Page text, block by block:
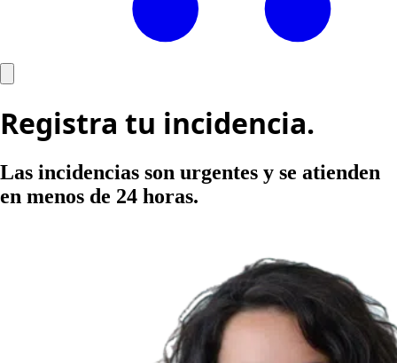
al
contenido
Registra tu incidencia.
Las incidencias son urgentes y se atienden
en menos de 24 horas.